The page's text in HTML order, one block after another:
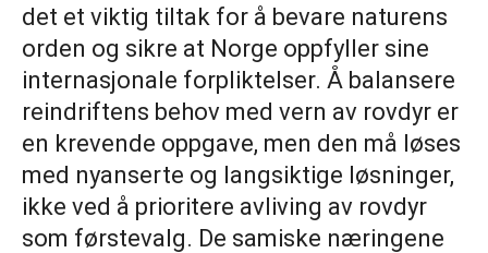
det et viktig tiltak for å bevare naturens
orden og sikre at Norge oppfyller sine
internasjonale forpliktelser. Å balansere
reindriftens behov med vern av rovdyr er
en krevende oppgave, men den må løses
med nyanserte og langsiktige løsninger,
ikke ved å prioritere avliving av rovdyr
som førstevalg. De samiske næringene